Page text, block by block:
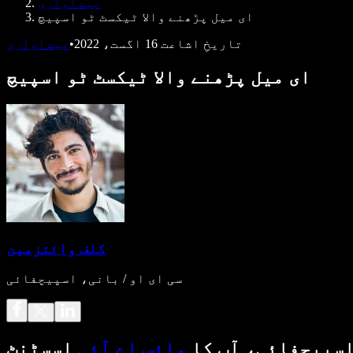
پیداواری
ای میل پڑھنے والا ٹیکسٹ ٹو اسپیچ
تاریخِ اشاعت 16 اگست، 2022 • پیداواری
ای میل پڑھنے والا ٹیکسٹ ٹو اسپیچ
کلف وائتزمین
سی ای او / بانی، اسپیچفائی
آپ کا وائس اے آئی اسسٹنٹ